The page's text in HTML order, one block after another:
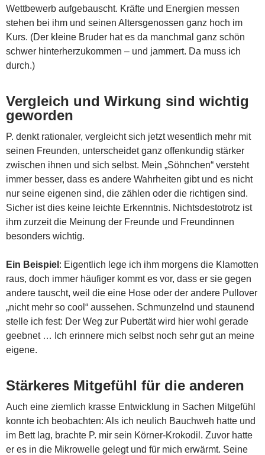
Wettbewerb aufgebauscht. Kräfte und Energien messen
stehen bei ihm und seinen Altersgenossen ganz hoch im
Kurs. (Der kleine Bruder hat es da manchmal ganz schön
schwer hinterherzukommen – und jammert. Da muss ich
durch.)
Vergleich und Wirkung sind wichtig
geworden
P. denkt rationaler, vergleicht sich jetzt wesentlich mehr mit
seinen Freunden, unterscheidet ganz offenkundig stärker
zwischen ihnen und sich selbst. Mein „Söhnchen“ versteht
immer besser, dass es andere Wahrheiten gibt und es nicht
nur seine eigenen sind, die zählen oder die richtigen sind.
Sicher ist dies keine leichte Erkenntnis. Nichtsdestotrotz ist
ihm zurzeit die Meinung der Freunde und Freundinnen
besonders wichtig.
Ein Beispiel : Eigentlich lege ich ihm morgens die Klamotten
raus, doch immer häufiger kommt es vor, dass er sie gegen
andere tauscht, weil die eine Hose oder der andere Pullover
„nicht mehr so cool“ aussehen. Schmunzelnd und staunend
stelle ich fest: Der Weg zur Pubertät wird hier wohl gerade
geebnet … Ich erinnere mich selbst noch sehr gut an meine
eigene.
Stärkeres Mitgefühl für die anderen
Auch eine ziemlich krasse Entwicklung in Sachen Mitgefühl
konnte ich beobachten: Als ich neulich Bauchweh hatte und
im Bett lag, brachte P. mir sein Körner-Krokodil. Zuvor hatte
er es in die Mikrowelle gelegt und für mich erwärmt. Seine